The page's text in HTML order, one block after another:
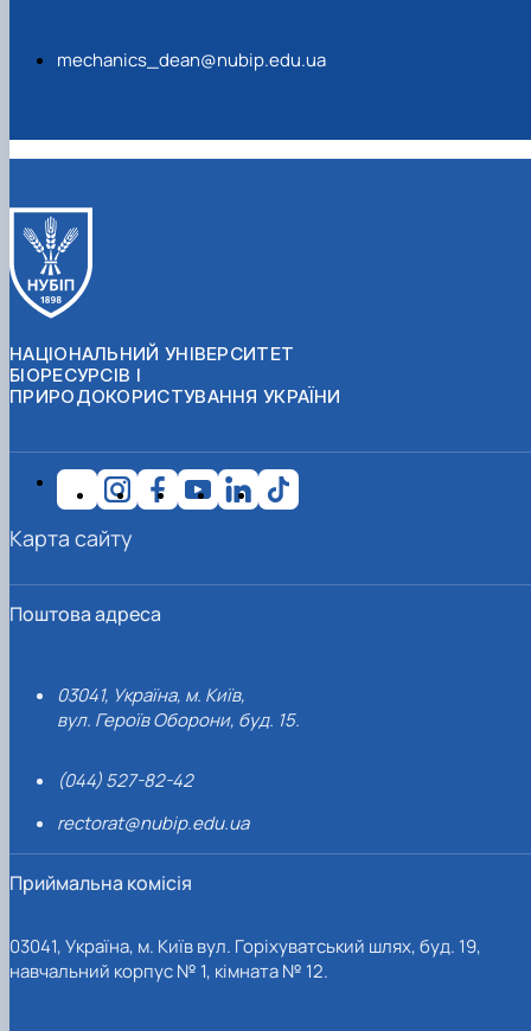
mechanics_dean@nubip.edu.ua
НАЦІОНАЛЬНИЙ УНІВЕРСИТЕТ
БІОРЕСУРСІВ І
ПРИРОДОКОРИСТУВАННЯ УКРАЇНИ
Поштова адреса
03041, Україна, м. Київ,
вул. Героїв Оборони, буд. 15.
(044) 527-82-42
rectorat@nubip.edu.ua
Приймальна комісія
03041, Україна, м. Київ вул. Горіхуватський шлях, буд. 19,
навчальний корпус № 1, кімната № 12.
Карта сайту